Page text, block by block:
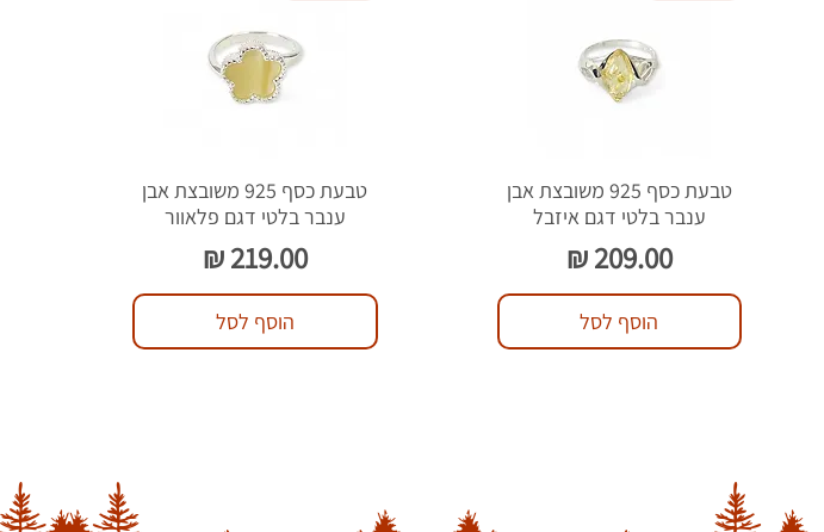
טבעת כסף 925 משובצת אבן
ענבר בלטי דגם איזבל
מחיר‏209.00 ‏₪
הוסף לסל
טבעת כסף 925 משובצת אבן
ענבר בלטי דגם פלאוור
מחיר‏219.00 ‏₪
הוסף לסל